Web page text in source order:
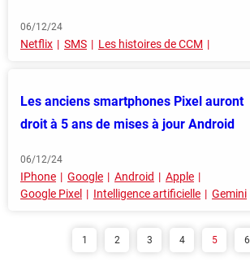
06/12/24
Netflix SMS Les histoires de CCM
Les anciens smartphones Pixel auront
droit à 5 ans de mises à jour Android
06/12/24
IPhone Google Android
Apple
Google Pixel
Intelligence artificielle Gemini
1 2 3 4 5 6